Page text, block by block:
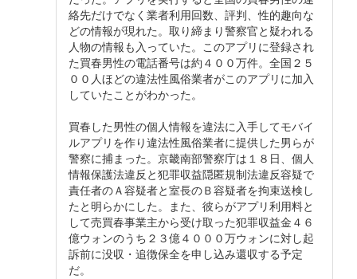
絡先だけでなく業者利用回数、評判、性的趣向な
どの情報が現れた。取り締まり警察官と疑われる
人物の情報も入っていた。このアプリに登録され
た買春男性の電話番号は約４００万件。全国２５
００人ほどの違法性風俗業者がこのアプリに加入
していたことがわかった。
買春した男性の個人情報を違法に入手してモバイ
ルアプリを作り違法性風俗業者に提供した男らが
警察に捕まった。京畿南部警察庁は１８日、個人
情報保護法違反と犯罪収益隠匿規制法違反容疑で
責任者のＡ容疑者と室長のＢ容疑者を拘束送検し
たと明らかにした。また、彼らがアプリ利用料と
して売買春事業主から受け取った犯罪収益金４６
億ウォンのうち２３億４０００万ウォンに対し起
訴前に没収・追徴保全を申し込み還収する予定
だ。